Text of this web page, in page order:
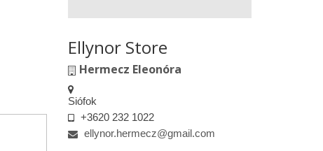
Ellynor Store
Hermecz Eleonóra
Siófok
+3620 232 1022
ellynor.hermecz@gmail.com